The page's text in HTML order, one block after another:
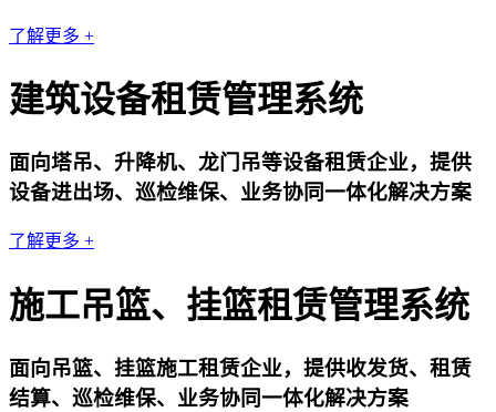
了解更多 +
建筑设备租赁管理系统
面向塔吊、升降机、龙门吊等设备租赁企业，提供
设备进出场、巡检维保、业务协同一体化解决方案
了解更多 +
施工吊篮、挂篮租赁管理系统
面向吊篮、挂篮施工租赁企业，提供收发货、租赁
结算、巡检维保、业务协同一体化解决方案